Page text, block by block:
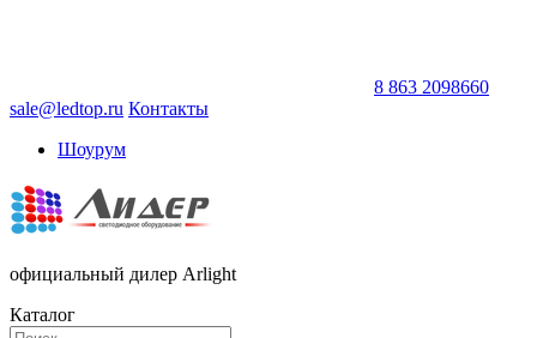
8 863 2098660
sale@ledtop.ru Контакты
Шоурум
официальный дилер Arlight
Каталог